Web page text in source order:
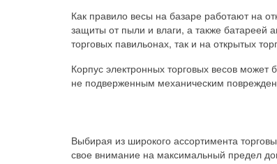
Как правило весы на базаре работают на
защиты от пыли и влаги, а также батареей
торговых павильонах, так и на открытых
Корпус электронных торговых весов
не подверженным механическим
Выбирая из широкого ассортимента
свое внимание на максимальный предел